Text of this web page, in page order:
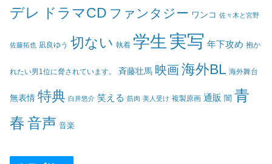
デレ ドラマCD ファンタジー ワンコ 佐々木と宮野
佐藤拓也 凪良ゆう 切ない 執着 学生 実写 年下攻め 抱か
れたい男1位に脅されています。 斉藤壮馬 映画海外BL 海外舞台
無表情 特典 白井悠介 笑える 筋肉 美人受け 複製原画 通販 闇 青
春音声 音楽